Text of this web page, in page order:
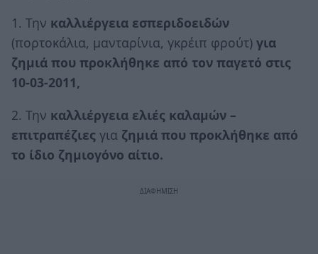
1. Την καλλιέργεια εσπεριδοειδών
(πορτοκάλια, μανταρίνια, γκρέιπ φρούτ) για
ζημιά που προκλήθηκε από τον παγετό στις
10-03-2011,
2. Την καλλιέργεια ελιές καλαμών –
επιτραπέζιες για ζημιά που προκλήθηκε από
το ίδιο ζημιογόνο αίτιο.